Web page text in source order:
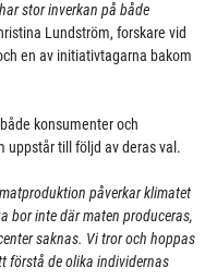
stor inverkan på både
Lundström, forskare vid
en av initiativtagarna bakom
konsumenter och
uppstår till följd av deras val.
påverkar klimatet
bor inte där maten produceras,
saknas. Vi tror och hoppas
förstå de olika individernas